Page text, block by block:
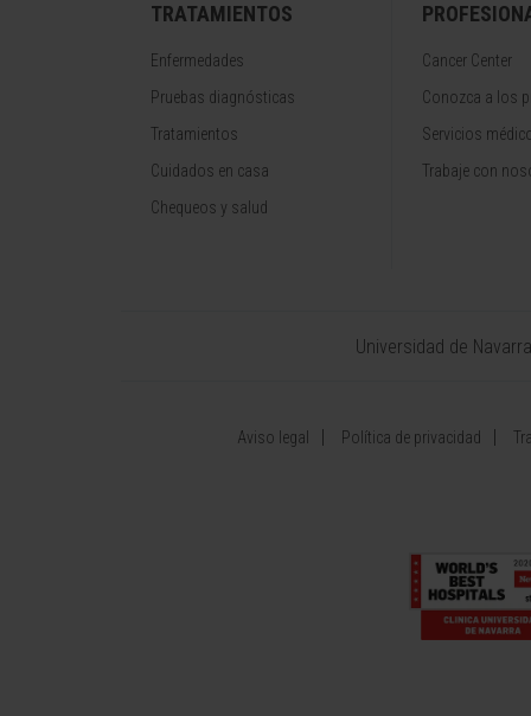
TRATAMIENTOS
Enfermedades
Pruebas diagnósticas
Tratamientos
Cuidados en casa
Chequeos y salud
Cancer Center
Conozca a los
Servicios
Trabaje con
Universidad de Navarra
Aviso legal Política de privacidad